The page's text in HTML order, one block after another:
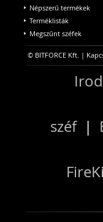
Népszerű termékek
Terméklisták
Megszűnt széfek
© BITFORCE Kft. |
széf|